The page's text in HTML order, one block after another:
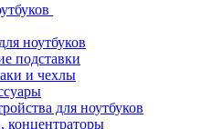
ноутбуков
подставки
и чехлы
для ноутбуков
концентраторы